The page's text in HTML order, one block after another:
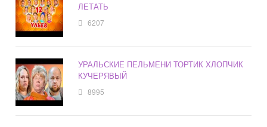
ЛЕТАТЬ
6207
УРАЛЬСКИЕ ПЕЛЬМЕНИ ТОРТИК ХЛОПЧИК
КУЧЕРЯВЫЙ
8995